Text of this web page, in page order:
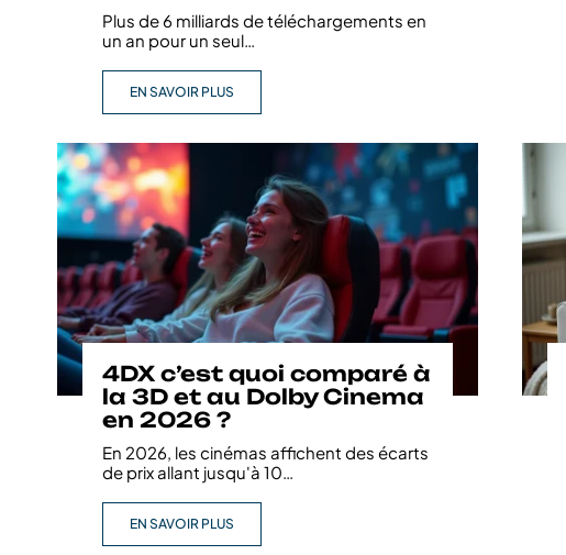
Plus de 6 milliards de téléchargements en
un an pour un seul…
EN SAVOIR PLUS
4DX c’est quoi comparé à
la 3D et au Dolby Cinema
en 2026 ?
En 2026, les cinémas affichent des écarts
de prix allant jusqu'à 10…
EN SAVOIR PLUS